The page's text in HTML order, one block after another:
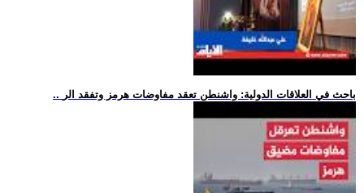
.. باحث في العلاقات الدولية: واشنطن تعقد مفاوضات هرمز وتفقد الر